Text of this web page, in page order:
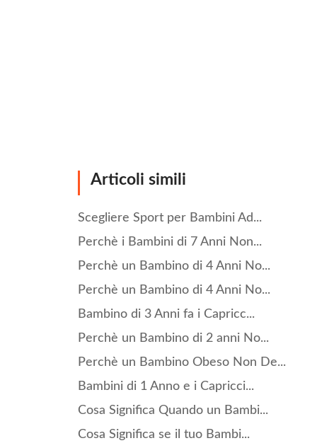
Articoli simili
Scegliere Sport per Bambini Ad...
Perchè i Bambini di 7 Anni Non...
Perchè un Bambino di 4 Anni No...
Perchè un Bambino di 4 Anni No...
Bambino di 3 Anni fa i Capricc...
Perchè un Bambino di 2 anni No...
Perchè un Bambino Obeso Non De...
Bambini di 1 Anno e i Capricci...
Cosa Significa Quando un Bambi...
Cosa Significa se il tuo Bambi...